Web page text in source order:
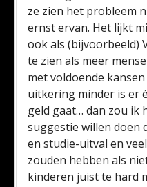
ze zien het probleem
ernst ervan. Het lijkt
ook als (bijvoorbeeld)
te zien als meer
met voldoende
uitkering minder is er
geld gaat… dan zou ik
suggestie willen doen
en studie-uitval en
zouden hebben als
kinderen juist te hard